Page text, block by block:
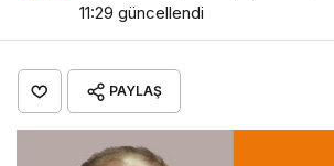
11:29 güncellendi
PAYLAŞ